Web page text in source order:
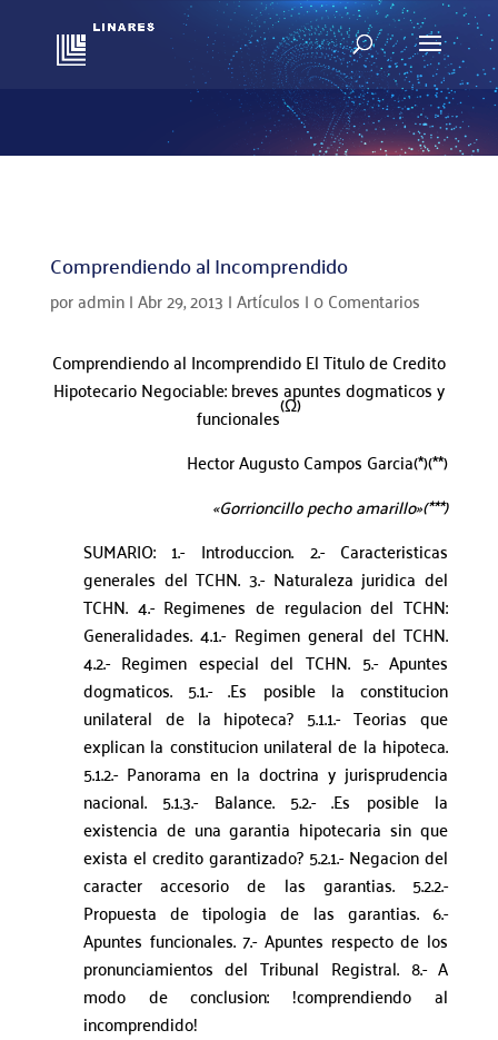
Comprendiendo al Incomprendido
poradmin|Abr 29, 2013 |Artículos | 0 Comentarios
Comprendiendo al IncomprendidoEl Titulo de Credito
Hipotecario Negociable:breves apuntes dogmaticos y
funcionales(Ω)
Hector Augusto Campos Garcia(*)(**)
«Gorrioncillo pecho amarillo»(***)
SUMARIO: 1.- Introduccion. 2.- Caracteristicas
generales del TCHN. 3.- Naturaleza juridica del
TCHN. 4.- Regimenes de regulacion del TCHN:
Generalidades. 4.1.- Regimen general del TCHN.
4.2.- Regimen especial del TCHN. 5.- Apuntes
dogmaticos. 5.1.- .Es posible la constitucion
unilateral de la hipoteca? 5.1.1.- Teorias que
explican la constitucion unilateral de la hipoteca.
5.1.2.- Panorama en la doctrina y jurisprudencia
nacional. 5.1.3.- Balance. 5.2.- .Es posible la
existencia de una garantia hipotecaria sin que
exista el credito garantizado? 5.2.1.- Negacion del
caracter accesorio de las garantias. 5.2.2.-
Propuesta de tipologia de las garantias. 6.-
Apuntes funcionales. 7.- Apuntes respecto de los
pronunciamientos del Tribunal Registral. 8.- A
modo de conclusion: !comprendiendo al
incomprendido!